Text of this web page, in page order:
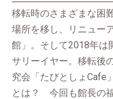
移転時のさまざまな困
場所を移し、リニュー
館」。そして2018年は
サリーイヤー。移転後
究会「たびとしょ
とは？ 今回も館長の